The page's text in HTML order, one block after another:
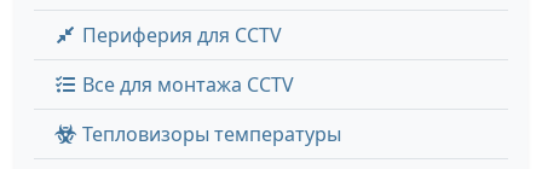
Периферия для CCTV
Все для монтажа CCTV
Тепловизоры температуры